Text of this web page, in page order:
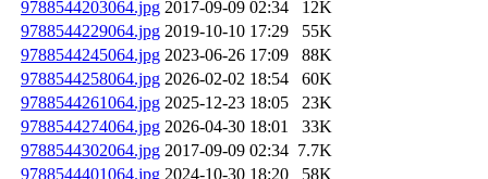
9788544203064.jpg 2017-09-09 02:34
12K
9788544229064.jpg 2019-10-10 17:29
55K
9788544245064.jpg 2023-06-26 17:09
88K
9788544258064.jpg 2026-02-02 18:54
60K
9788544261064.jpg 2025-12-23 18:05
23K
9788544274064.jpg 2026-04-30 18:01
33K
9788544302064.jpg 2017-09-09 02:34 7.7K
9788544401064.jpg 2024-10-30 18:20 58K